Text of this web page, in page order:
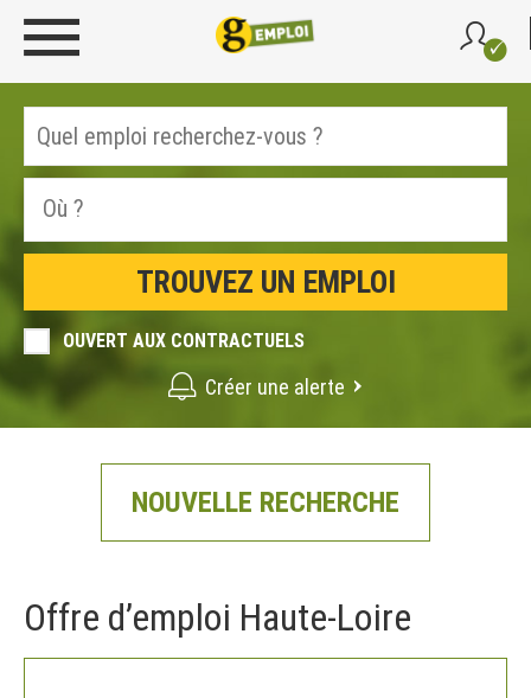
OUVERT AUX CONTRACTUELS
Créer une alerte
NOUVELLE RECHERCHE
Offre d’emploi Haute-Loire